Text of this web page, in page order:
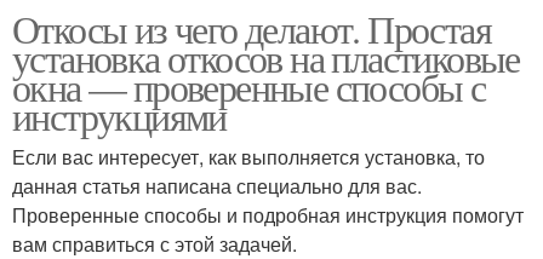
Откосы из чего делают. Простая
установка откосов на пластиковые
окна — проверенные способы с
инструкциями
Если вас интересует, как выполняется установка, то
данная статья написана специально для вас.
Проверенные способы и подробная инструкция помогут
вам справиться с этой задачей.